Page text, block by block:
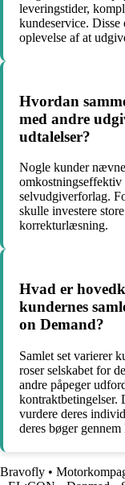
leveringstider,
kundeservice. Disse
oplevelse af at
Hvordan
med andre
udtalelser?
Nogle kunder
omkostningseffektiv
selvudgiverforlag.
skulle investere
korrekturlæsning.
Hvad er
kundernes
on Demand?
Samlet set varierer
roser selskabet for
andre påpeger
kontraktbetingelser.
vurdere deres
deres bøger
Bravofly •